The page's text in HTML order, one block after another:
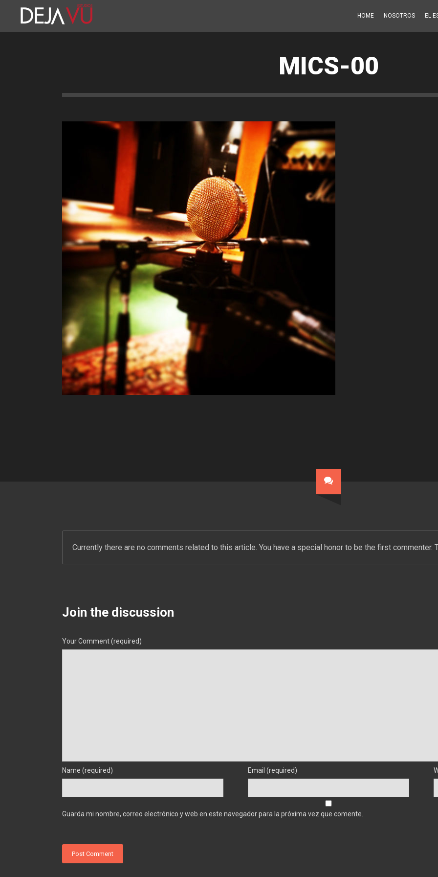
HOME NOSOTROS EL
MICS-00
Currently there are no comments related to this article. You have a special honor to be the first commenter.
Join the discussion
Your Comment (required)
Name (required) Email (required)
Guarda mi nombre, correo electrónico y web en este navegador para la próxima vez que comente.